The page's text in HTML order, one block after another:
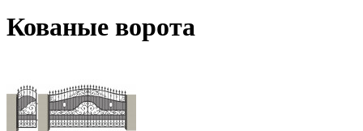
Кованые ворота